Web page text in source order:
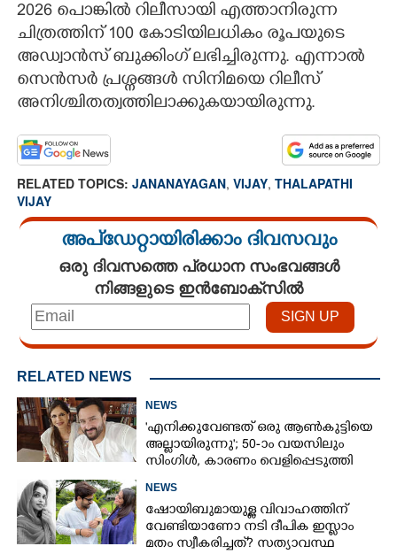
2026 പൊങ്കിൽ റിലീസായി എത്താനിരുന്ന
ചിത്രത്തിന് 100 കോടിയിലധികം രൂപയുടെ
അഡ്വാൻസ് ബുക്കിംഗ് ലഭിച്ചിരുന്നു. എന്നാൽ
സെൻസർ പ്രശ്നങ്ങൾ സിനിമയെ റിലീസ്
അനിശ്ചിതത്വത്തിലാക്കുകയായിരുന്നു.
RELATED TOPICS: JANANAYAGAN, VIJAY, THALAPATHI
VIJAY
അപ്ഡേറ്റായിരിക്കാം ദിവസവും
ഒരു ദിവസത്തെ പ്രധാന സംഭവങ്ങൾ
നിങ്ങളുടെ ഇൻബോക്സിൽ
RELATED NEWS
NEWS
'എനിക്കുവേണ്ടത് ഒരു ആൺകുട്ടിയെ
അല്ലായിരുന്നു'; 50-ാം വയസിലും
സിംഗിൾ, കാരണം വെളിപ്പെടുത്തി
NEWS
ഷോയിബുമായുള്ള വിവാഹത്തിന്
വേണ്ടിയാണോ നടി ദീപിക ഇസ്ലാം
മതം സ്വീകരിച്ചത്? സത്യാവസ്ഥ